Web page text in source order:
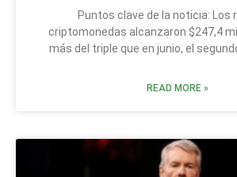
Puntos clave de la noticia: Los
criptomonedas alcanzaron $247,4
más del triple que en junio, el
READ MORE »